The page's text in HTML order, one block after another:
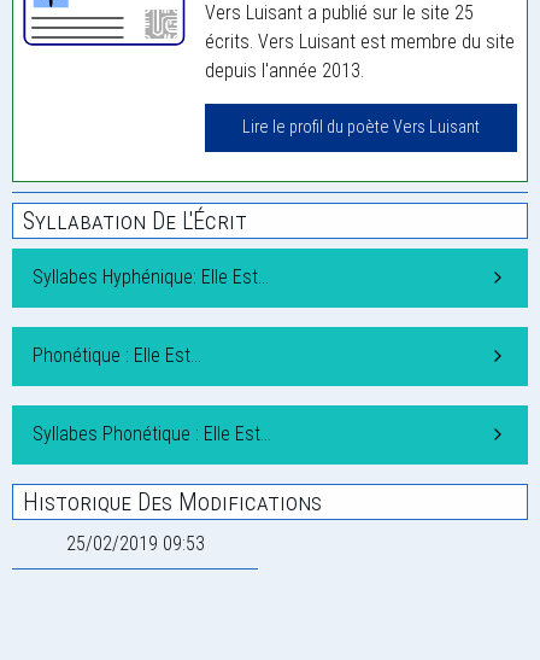
Vers Luisant a publié sur le site 25
écrits. Vers Luisant est membre du site
depuis l'année 2013.
Lire le profil du poète Vers Luisant
Syllabation De L'Écrit
Syllabes Hyphénique: Elle Est…
Phonétique : Elle Est…
Syllabes Phonétique : Elle Est…
Historique Des Modifications
25/02/2019 09:53